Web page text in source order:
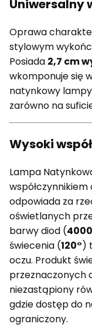
Uniwersalny
Oprawa
stylowym
Posiada 2,7 cm
wkomponuje się
natynkowy
zarówno na
Wysoki
Lampa
odpowiada za
oświetlanych
barwy diod (
świecenia (120°)
oczu. Produkt
przeznaczonych
niezastąpiony
gdzie dostęp do
ograniczony.